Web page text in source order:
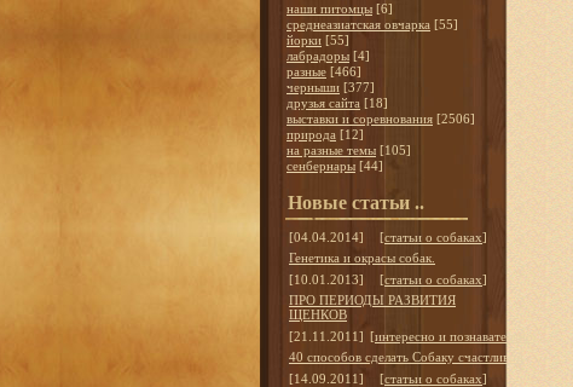
наши питомцы [6]
среднеазиатская овчарка [55]
йорки [55]
лабрадоры [4]
разные [466]
черныши [377]
друзья сайта [18]
выставки и соревнования [2506]
природа [12]
на разные темы [105]
сенбернары [44]
Новые статьи ..
[04.04.2014] [статьи о собаках]
Генетика и окрасы собак.
[10.01.2013]
[статьи о собаках]
ПРО ПЕРИОДЫ РАЗВИТИЯ
ЩЕНКОВ
[21.11.2011] [интересно и познавательно
40 способов сделать Собаку счастливой
[14.09.2011]
[статьи о собаках]